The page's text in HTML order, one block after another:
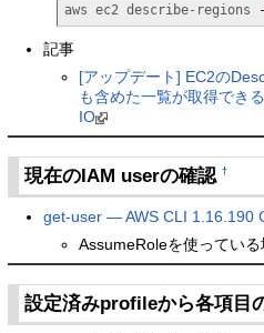
aws ec2 describe-regions
記事
[アップデート] EC2の
も含めた一覧が取得でき
IO
現在のIAM userの確認†
get-user — AWS CLI 1.16.190
AssumeRoleを使ってい
設定済みprofileから各項目